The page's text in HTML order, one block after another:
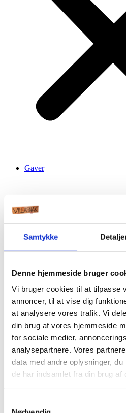
Samtykke
Denne hjemmeside bruger
Vi bruger cookies til at tilpasse
annoncer, til at vise dig
at analysere vores trafik. Vi
din brug af vores hjemmeside
for sociale medier,
analysepartnere. Vores
data med andre oplysninger,
de har indsamlet fra din brug af
Gaver